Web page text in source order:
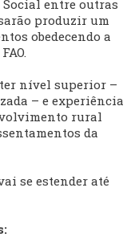
entre outras
produzir um
obedecendo a
nível superior –
– e experiência
rural
da
se estender até